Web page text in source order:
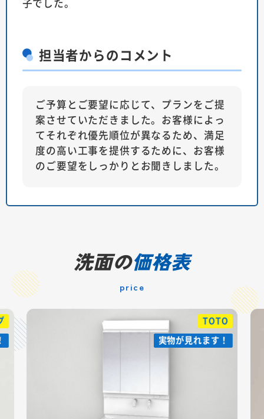
子でした。
担当者からのコメント
ご予算とご要望に応じて、プランをご提
案させていただきました。お客様によっ
てそれぞれ優先順位が異なるため、満足
度の高い工事を提供するために、お客様
のご要望をしっかりとお聞きしました。
洗面の価格表
price
TOTO